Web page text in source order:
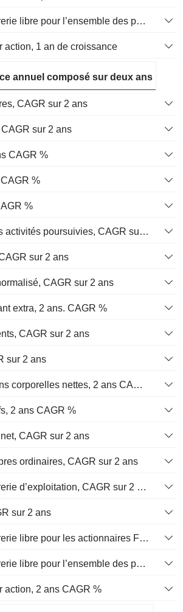
Flux de trésorerie libre pour l’ensemble des pourvoyeurs de fonds (créanciers et actionnaires) FCFF, Croissance 1 an
action, 1 an de croissance
annuel composé sur deux ans
CAGR sur 2 ans
sur 2 ans
CAGR %
%
%
Bénéfices des activités poursuivies, CAGR sur 2 ans
sur 2 ans
CAGR sur 2 ans
extra, 2 ans. CAGR %
CAGR sur 2 ans
sur 2 ans
Immobilisations corporelles nettes, 2 ans CAGR %
2 ans CAGR %
CAGR sur 2 ans
ordinaires, CAGR sur 2 ans
Flux de trésorerie d’exploitation, CAGR sur 2 ans
sur 2 ans
Flux de trésorerie libre pour les actionnaires FCFE, CAGR sur 2 ans
Flux de trésorerie libre pour l’ensemble des pourvoyeurs de fonds (créanciers et actionnaires) FCFF, CAGR sur 2 ans
action, 2 ans CAGR %